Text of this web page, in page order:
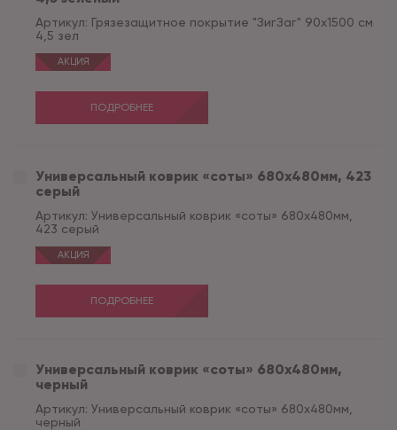
Артикул: Грязезащитное покрытие "ЗигЗаг" 90х1500 см
4,5 зел
АКЦИЯ
ПОДРОБНЕЕ
Универсальный коврик «соты» 680х480мм, 423
серый
Артикул: Универсальный коврик «соты» 680х480мм,
423 серый
АКЦИЯ
ПОДРОБНЕЕ
Универсальный коврик «соты» 680х480мм,
черный
Артикул: Универсальный коврик «соты» 680х480мм,
черный